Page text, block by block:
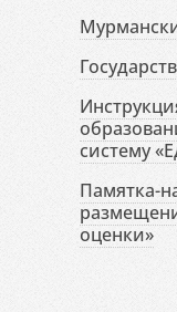
систему
Памятка-
оценки»